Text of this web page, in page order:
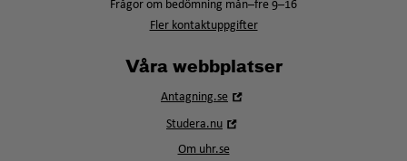
Frågor om bedömning mån–fre 9–16
Fler kontaktuppgifter
Våra webbplatser
Antagning.se
Studera.nu
Om uhr.se